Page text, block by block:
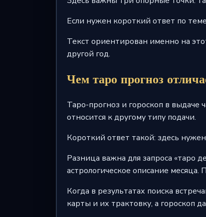
Если нужен короткий ответ по
Текст ориентирован именно на
другой год.
Чем таро прогноз
Таро-прогноз и гороскоп в выдаче
относится к другому типу подачи.
Короткий ответ такой: здесь
Разница важна для запроса «таро
астрологическое описание
Когда в результатах поиска
карты и их трактовку, а гороскоп